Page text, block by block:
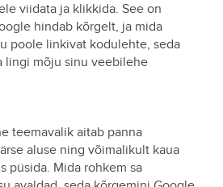
viidata ja klikkida. See on
hindab kõrgelt, ja mida
poole linkivat kodulehte, seda
lingi mõju sinu veebilehe
teemavalik aitab panna
aluse ning võimalikult kaua
püsida. Mida rohkem sa